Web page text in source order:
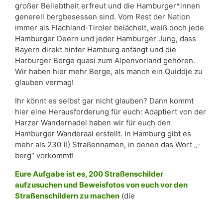
großer Beliebtheit erfreut und die Hamburger*innen
generell bergbesessen sind. Vom Rest der Nation
immer als Flachland-Tiroler belächelt, weiß doch jede
Hamburger Deern und jeder Hamburger Jung, dass
Bayern direkt hinter Hamburg anfängt und die
Harburger Berge quasi zum Alpenvorland gehören.
Wir haben hier mehr Berge, als manch ein Quiddje zu
glauben vermag!
Ihr könnt es selbst gar nicht glauben? Dann kommt
hier eine Herausforderung für euch: Adaptiert von der
Harzer Wandernadel haben wir für euch den
Hamburger Wanderaal erstellt. In Hamburg gibt es
mehr als 230 (!) Straßennamen, in denen das Wort „-
berg“ vorkommt!
Eure Aufgabe ist es, 200 Straßenschilder
aufzusuchen und Beweisfotos von euch vor den
Straßenschildern zu machen (die